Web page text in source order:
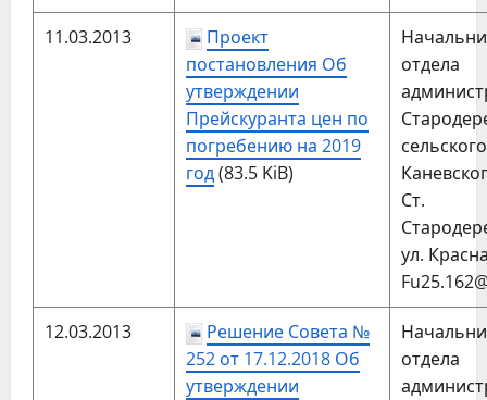
11.03.2013
Проект
постановления Об
утверждении
Прейскуранта цен по
погребению на 2019
год(83.5 KiB)
отдела
Ст.
ул.
12.03.2013
Решение Совета №
252 от 17.12.2018 Об
утверждении
отдела